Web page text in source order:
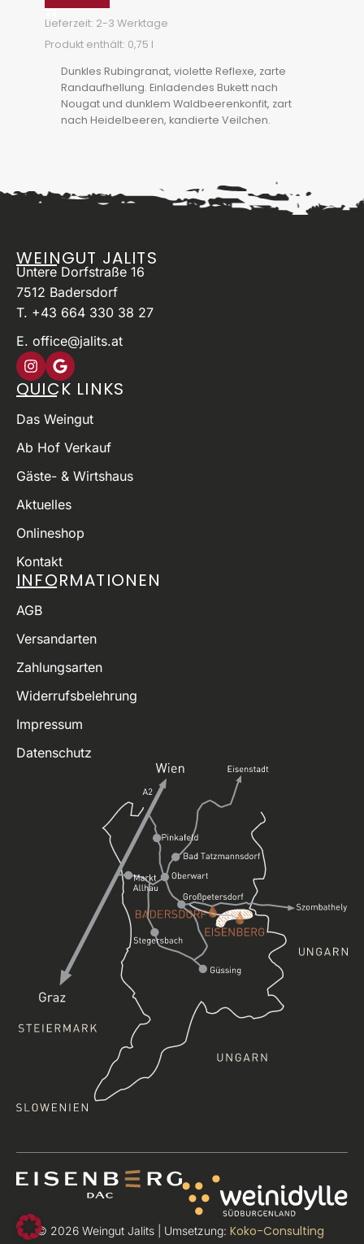
Lieferzeit: 2-3 Werktage
Produkt enthält: 0,75 l
Dunkles Rubingranat, violette Reflexe, zarte
Randaufhellung. Einladendes Bukett nach
Nougat und dunklem Waldbeerenkonfit, zart
nach Heidelbeeren, kandierte Veilchen.
WEINGUT JALITS
Untere Dorfstraße 16
7512 Badersdorf
T. +43 664 330 38 27
E. office@jalits.at
QUICK LINKS
Das Weingut
Ab Hof Verkauf
Gäste- & Wirtshaus
Aktuelles
Onlineshop
Kontakt
INFORMATIONEN
AGB
Versandarten
Zahlungsarten
Widerrufsbelehrung
Impressum
Datenschutz
© 2026 Weingut Jalits | Umsetzung: Koko-Consulting